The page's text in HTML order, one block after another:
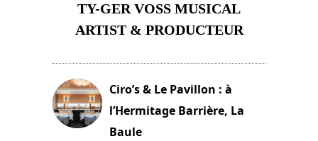
TY-GER VOSS MUSICAL
ARTIST & PRODUCTEUR
Ciro’s & Le Pavillon : à
l’Hermitage Barrière, La
Baule